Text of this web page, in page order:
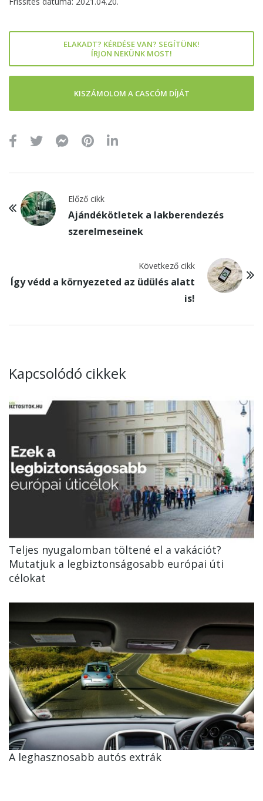
ELAKADT? KÉRDÉSE VAN? SEGÍTÜNK!
ÍRJON NEKÜNK MOST!
KISZÁMOLOM A CASCÓM DÍJÁT
Előző cikk
Ajándékötletek a lakberendezés
szerelmeseinek
Következő cikk
Így védd a környezeted az üdülés alatt
is!
Kapcsolódó cikkek
Teljes nyugalomban töltené el a vakációt?
Mutatjuk a legbiztonságosabb európai úti
célokat
A leghasznosabb autós extrák